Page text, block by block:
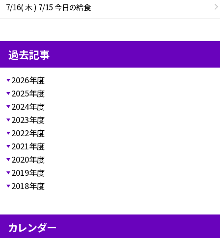
7/16( 木 ) 7/15 今日の給食
過去記事
2026年度
2025年度
2024年度
2023年度
2022年度
2021年度
2020年度
2019年度
2018年度
カレンダー